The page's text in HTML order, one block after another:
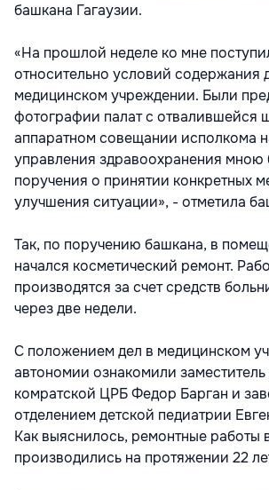
башкана Гагаузии.
«На прошлой неделе ко мне
относительно условий содержания
медицинском учреждении. Были
фотографии палат с отвалившейся
аппаратном совещании исполкома
управления здравоохранения мною
поручения о принятии конкретных
улучшения ситуации», - отметила
Так, по поручению башкана, в
начался косметический ремонт.
производятся за счет средств
через две недели.
С положением дел в медицинском
автономии ознакомили
комратской ЦРБ Федор Барган и
отделением детской педиатрии
Как выяснилось, ремонтные работы
производились на протяжении 22